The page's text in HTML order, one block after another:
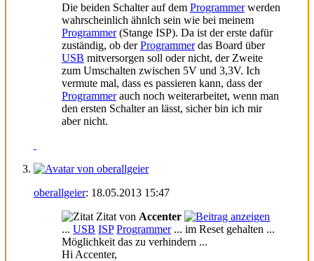
Die beiden Schalter auf dem Programmerwerden
wahrscheinlich ähnlch sein wie bei meinem
Programmer(Stange ISP). Da ist der erste dafür
zuständig, ob derProgrammerdas Board über
USB mitversorgen soll oder nicht, der Zweite
zum Umschalten zwischen 5V und 3,3V. Ich
vermute mal, dass es passieren kann, dass der
Programmerauch noch weiterarbeitet, wenn man
den ersten Schalter an lässt, sicher bin ich mir
aber nicht.
oberallgeier: 18.05.2013 15:47
Zitat von Accenter
... USB ISP Programmer... im Reset gehalten ...
Möglichkeit das zu verhindern ...
Hi Accenter,